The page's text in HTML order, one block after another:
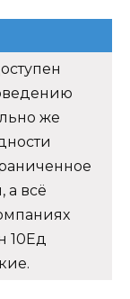
же
а всё
10Ед